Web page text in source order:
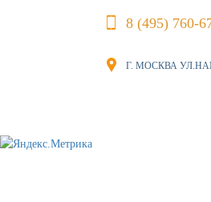
8 (495) 760-
Г. МОСКВА